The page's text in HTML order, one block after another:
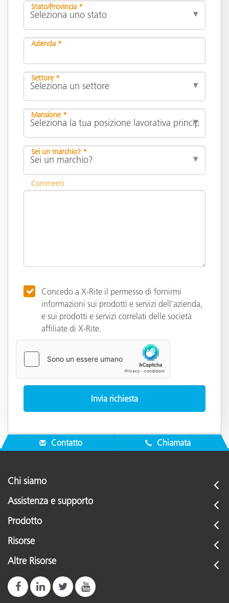
Stato/Provincia *
Azienda *
Settore *
Mansione *
Sei un marchio? *
Commenti
Concedo a X-Rite il permesso di fornirmi
informazioni sui prodotti e servizi dell'azienda,
e sui prodotti e servizi correlati delle società
affiliate di X-Rite.
Contatto Chiamata
Chi siamo
Assistenza e supporto
Prodotto
Risorse
Altre Risorse